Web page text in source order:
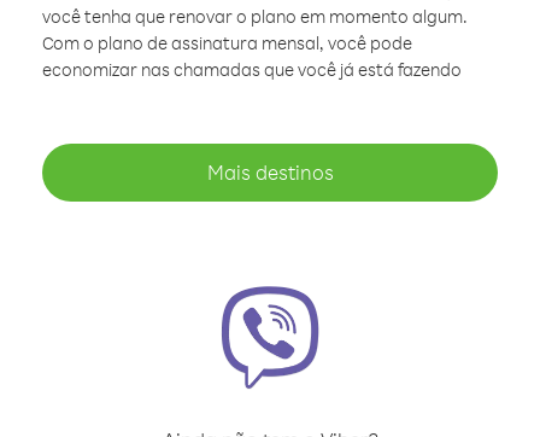
você tenha que renovar o plano em momento algum.
Com o plano de assinatura mensal, você pode
economizar nas chamadas que você já está fazendo
Mais destinos